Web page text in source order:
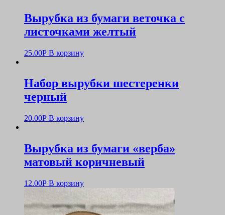
Вырубка из бумаги веточка с
листочками желтый
25.00Р В корзину
Набор вырубки шестеренки
черный
20.00Р В корзину
Вырубка из бумаги «верба»
матовый коричневый
12.00Р В корзину